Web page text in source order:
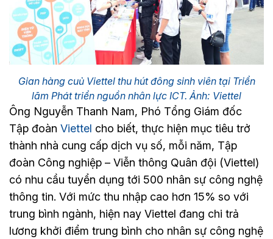
Gian hàng cuủ Viettel thu hút đông sinh viên tại Triển
lãm Phát triển nguồn nhân lực ICT. Ảnh: Viettel
Ông Nguyễn Thanh Nam, Phó Tổng Giám đốc
Tập đoàn Viettel cho biết, thực hiện mục tiêu trở
thành nhà cung cấp dịch vụ số, mỗi năm, Tập
đoàn Công nghiệp – Viễn thông Quân đội (Viettel)
có nhu cầu tuyển dụng tới 500 nhân sự công nghệ
thông tin. Với mức thu nhập cao hơn 15% so với
trung bình ngành, hiện nay Viettel đang chi trả
lương khởi điểm trung bình cho nhân sự công nghệ